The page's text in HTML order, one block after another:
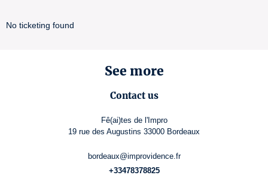
No ticketing found
See more
Contact us
Fê(ai)tes de l'Impro
19 rue des Augustins 33000 Bordeaux
bordeaux@improvidence.fr
+33478378825